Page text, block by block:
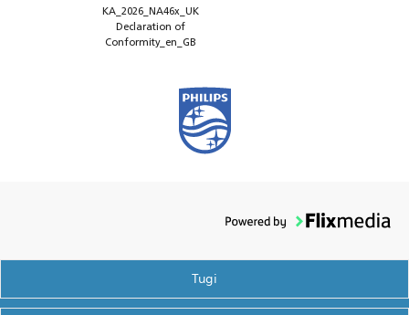
KA_2026_NA46x_UK
Declaration of
Conformity_en_GB
Tugi